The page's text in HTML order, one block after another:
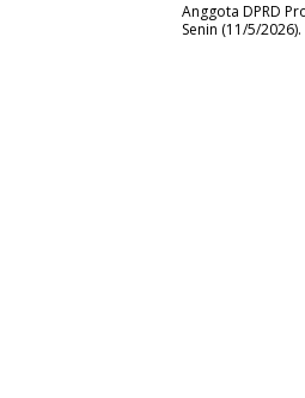
Anggota DPRD
Senin (11/5/